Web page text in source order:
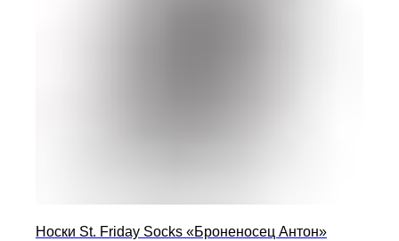
Носки St. Friday Socks «Броненосец Антон»